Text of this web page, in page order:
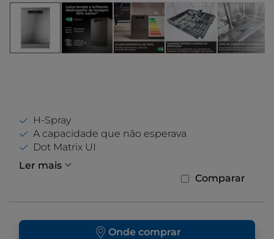
H-Spray
A capacidade que não esperava
Dot Matrix UI
Ler mais
Comparar
Onde comprar